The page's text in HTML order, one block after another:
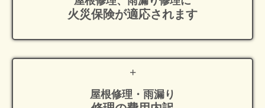
火災保険が適応されます
屋根修理・雨漏り